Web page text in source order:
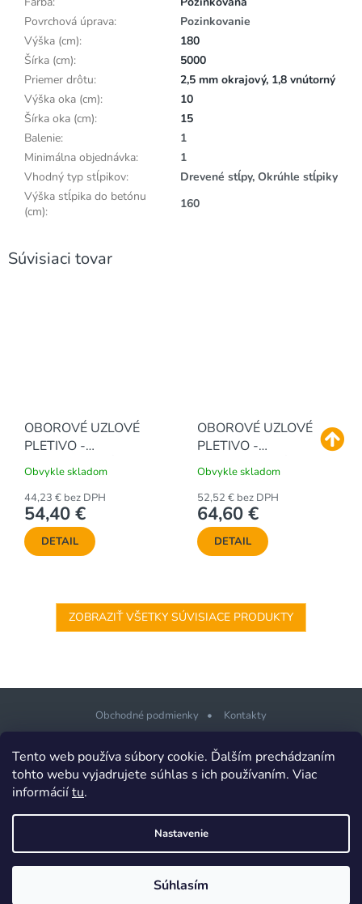
Tento web používa súbory cookie. Ďalším prechádzaním
tohto webu vyjadrujete súhlas s ich používaním. Viac
informáciítu.
Nastavenie
Súhlasím
Povrchová úprava:
Pozinkovanie
Výška (cm):
180
Šírka (cm):
5000
Priemer drôtu:
2,5 mm okrajový, 1,8 vnútorný
Výška oka (cm):
10
Šírka oka (cm):
15
Balenie:
1
Minimálna objednávka:
1
Vhodný typ stĺpikov:
Drevené stĺpy, Okrúhle stĺpiky
Výška stĺpika do betónu
(cm):
160
Súvisiaci tovar
OBOROVÉ UZLOVÉ
PLETIVO -
POZINKOVANÉ, 100 /
10 / 15, 1.8 - 2.5 mm -
50 m
Obvykle skladom
44,23 € bez DPH
54,40 €
DETAIL
OBOROVÉ UZLOVÉ
PLETIVO -
POZINKOVANÉ, 120 /
12 / 15, 1.8 - 2.5 mm -
50 m
Obvykle skladom
52,52 € bez DPH
64,60 €
DETAIL
ZOBRAZIŤ VŠETKY SÚVISIACE PRODUKTY
Obchodné podmienky Kontakty
Copyright 2026
práva vyhradené.
Design šablony vytvořilShoptetak.cz